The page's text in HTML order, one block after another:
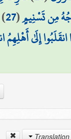
مِن تَسْنِيمٍ(
27
انقَلَبُوا إِلَىٰ